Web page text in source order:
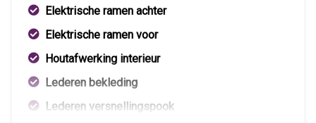
Elektrische ramen achter
Elektrische ramen voor
Houtafwerking interieur
Lederen bekleding
Lederen versnellingspook